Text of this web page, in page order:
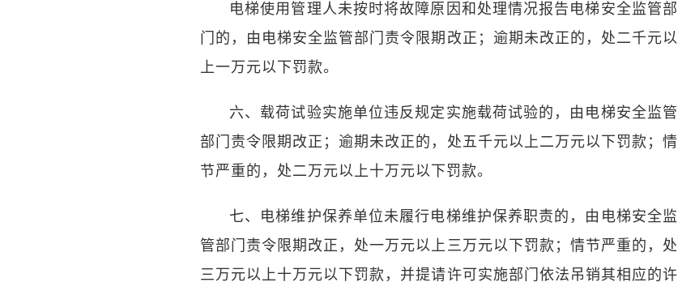
电梯使用管理人未按时将故障原因和处理情况报告电梯安全监管部
门的，由电梯安全监管部门责令限期改正；逾期未改正的，处二千元以
上一万元以下罚款。
六、载荷试验实施单位违反规定实施载荷试验的，由电梯安全监管
部门责令限期改正；逾期未改正的，处五千元以上二万元以下罚款；情
节严重的，处二万元以上十万元以下罚款。
七、电梯维护保养单位未履行电梯维护保养职责的，由电梯安全监
管部门责令限期改正，处一万元以上三万元以下罚款；情节严重的，处
三万元以上十万元以下罚款，并提请许可实施部门依法吊销其相应的许